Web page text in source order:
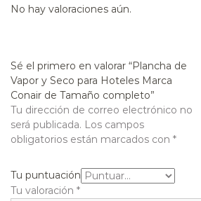
No hay valoraciones aún.
Sé el primero en valorar “Plancha de
Vapor y Seco para Hoteles Marca
Conair de Tamaño completo”
Tu dirección de correo electrónico no
será publicada. Los campos
obligatorios están marcados con *
Tu puntuación
Tu valoración *